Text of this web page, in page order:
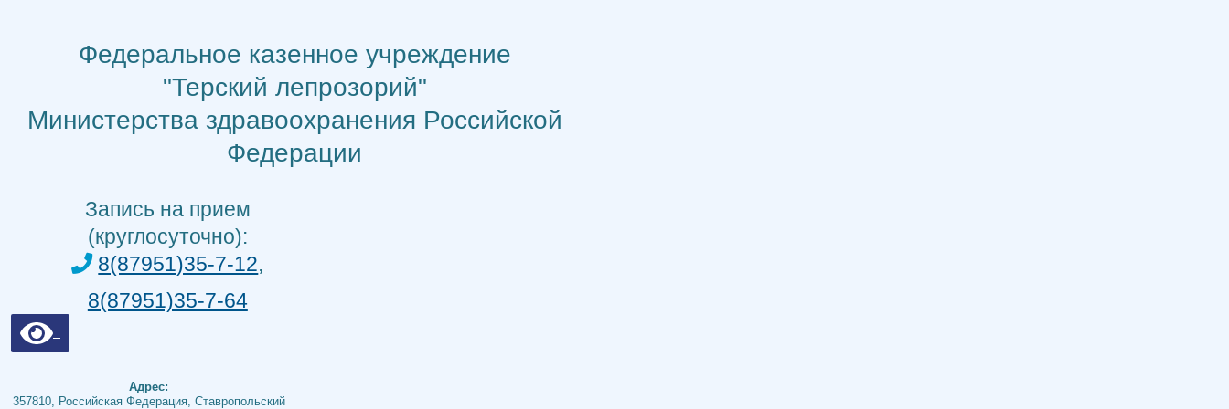
содержимомуФедеральное казенное учреждение
"Терский лепрозорий"
Министерства здравоохранения Российской
Федерации
Запись на прием
(круглосуточно):
8(87951)35-7-12,
8(87951)35-7-64
Адрес:
357810, Российская Федерация, Ставропольский